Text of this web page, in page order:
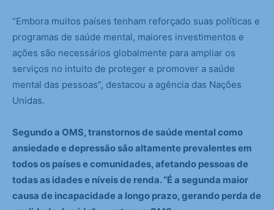
“Embora muitos países tenham reforçado suas políticas e
programas de saúde mental, maiores investimentos e
ações são necessários globalmente para ampliar os
serviços no intuito de proteger e promover a saúde
mental das pessoas”, destacou a agência das Nações
Unidas.
Segundo a OMS, transtornos de saúde mental como
ansiedade e depressão são altamente prevalentes em
todos os países e comunidades, afetando pessoas de
todas as idades e níveis de renda. “É a segunda maior
causa de incapacidade a longo prazo, gerando perda de